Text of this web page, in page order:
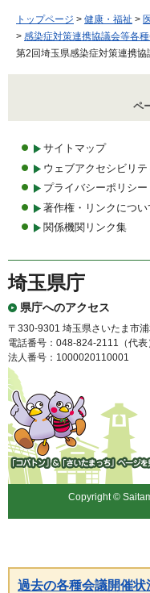
トップページ > 健康・福祉 >
> 感染症対策連携協議会等各
第2回埼玉県感染症対策連携協
ペ
サイトマップ
ウェブアクセシビリテ
プライバシーポリシ
著作権・リンクについ
関係機関リンク集
埼玉県庁
県庁へのアクセス
〒330-9301 埼玉県さいたま市
電話番号：048-824-2111（代表
法人番号：1000020110001
「コバトン」&「さいたまっ
ち」
Copyright ©
過去の各種会議開催状